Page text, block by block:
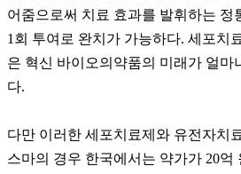
어줌으로써 치료 효과를 발휘하는 정
1회 투여로 완치가 가능하다. 세포치
은 혁신 바이오의약품의 미래가 얼마
다.
다만 이러한 세포치료제와 유전자치
스마의 경우 한국에서는 약가가 20억